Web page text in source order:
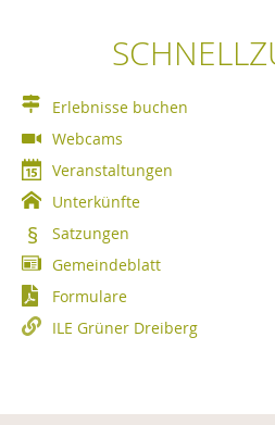
Erlebnisse buchen
Webcams
Veranstaltungen
Unterkünfte
Satzungen
Gemeindeblatt
Formulare
ILE Grüner Dreiberg